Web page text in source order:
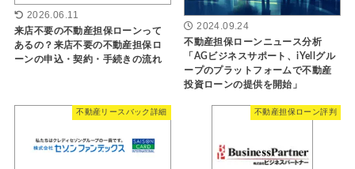
2026.06.11
来店不要の不動産担保ローンって
あるの？来店不要の不動産担保ロ
ーンの申込・契約・手続きの流れ
2024.09.24
不動産担保ローンニュース分析
「AGビジネスサポート、iYellグル
ープのプラットフォームで不動産
投資ローンの提供を開始」
不動産リースバック詳細 不動産担保ローン評判